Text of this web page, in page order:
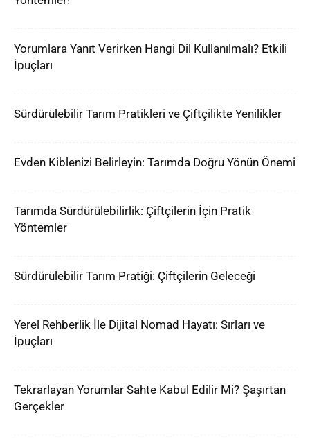
Yorumlara Yanıt Verirken Hangi Dil Kullanılmalı? Etkili
İpuçları
Sürdürülebilir Tarım Pratikleri ve Çiftçilikte Yenilikler
Evden Kiblenizi Belirleyin: Tarımda Doğru Yönün Önemi
Tarımda Sürdürülebilirlik: Çiftçilerin İçin Pratik
Yöntemler
Sürdürülebilir Tarım Pratiği: Çiftçilerin Geleceği
Yerel Rehberlik İle Dijital Nomad Hayatı: Sırları ve
İpuçları
Tekrarlayan Yorumlar Sahte Kabul Edilir Mi? Şaşırtan
Gerçekler